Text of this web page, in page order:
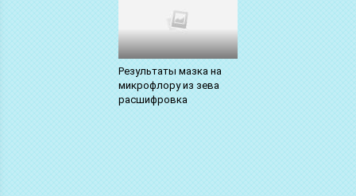
Результаты мазка на
микрофлору из зева
расшифровка